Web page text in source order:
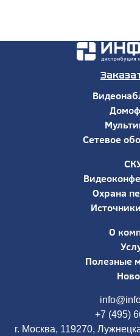
Сетевое
Охрана
О
Полезные
+7 (495)
г. Москва, 119270,